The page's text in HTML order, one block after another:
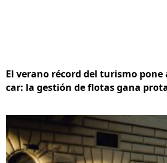
El verano récord del turismo
car: la gestión de flotas gana